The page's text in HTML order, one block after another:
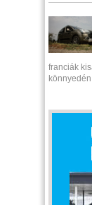
franciák